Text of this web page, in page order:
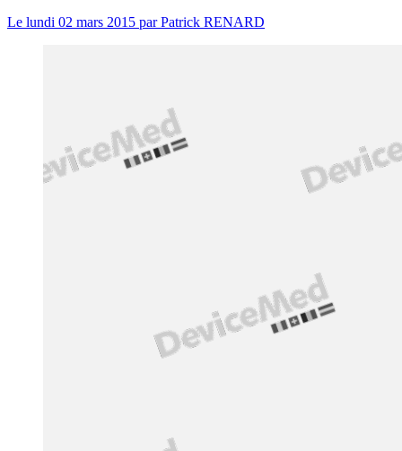
Le lundi 02 mars 2015 parPatrick RENARD